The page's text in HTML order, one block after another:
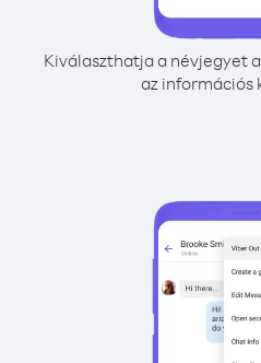
Kiválaszthatja a névjegyet
az információs